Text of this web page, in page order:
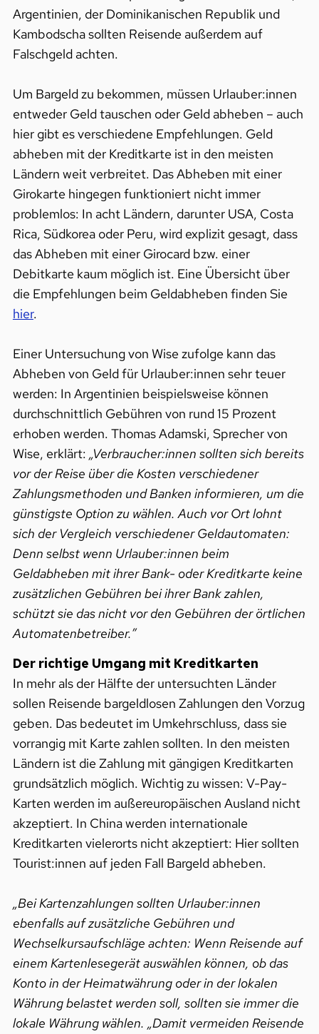
Argentinien, der Dominikanischen Republik und
Kambodscha sollten Reisende außerdem auf
Falschgeld achten.
Um Bargeld zu bekommen, müssen Urlauber:innen
entweder Geld tauschen oder Geld abheben – auch
hier gibt es verschiedene Empfehlungen. Geld
abheben mit der Kreditkarte ist in den meisten
Ländern weit verbreitet. Das Abheben mit einer
Girokarte hingegen funktioniert nicht immer
problemlos: In acht Ländern, darunter USA, Costa
Rica, Südkorea oder Peru, wird explizit gesagt, dass
das Abheben mit einer Girocard bzw. einer
Debitkarte kaum möglich ist. Eine Übersicht über
die Empfehlungen beim Geldabheben finden Sie
hier.
Einer Untersuchung von Wise zufolge kann das
Abheben von Geld für Urlauber:innen sehr teuer
werden: In Argentinien beispielsweise können
durchschnittlich Gebühren von rund 15 Prozent
erhoben werden. Thomas Adamski, Sprecher von
Wise, erklärt: „Verbraucher:innen sollten sich bereits
vor der Reise über die Kosten verschiedener
Zahlungsmethoden und Banken informieren, um die
günstigste Option zu wählen. Auch vor Ort lohnt
sich der Vergleich verschiedener Geldautomaten:
Denn selbst wenn Urlauber:innen beim
Geldabheben mit ihrer Bank- oder Kreditkarte keine
zusätzlichen Gebühren bei ihrer Bank zahlen,
schützt sie das nicht vor den Gebühren der örtlichen
Automatenbetreiber.”
Der richtige Umgang mit Kreditkarten
In mehr als der Hälfte der untersuchten Länder
sollen Reisende bargeldlosen Zahlungen den Vorzug
geben. Das bedeutet im Umkehrschluss, dass sie
vorrangig mit Karte zahlen sollten. In den meisten
Ländern ist die Zahlung mit gängigen Kreditkarten
grundsätzlich möglich. Wichtig zu wissen: V-Pay-
Karten werden im außereuropäischen Ausland nicht
akzeptiert. In China werden internationale
Kreditkarten vielerorts nicht akzeptiert: Hier sollten
Tourist:innen auf jeden Fall Bargeld abheben.
„Bei Kartenzahlungen sollten Urlauber:innen
ebenfalls auf zusätzliche Gebühren und
Wechselkursaufschläge achten: Wenn Reisende auf
einem Kartenlesegerät auswählen können, ob das
Konto in der Heimatwährung oder in der lokalen
Währung belastet werden soll, sollten sie immer die
lokale Währung wählen. „Damit vermeiden Reisende